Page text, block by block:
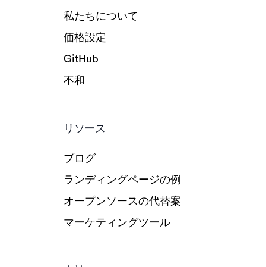
私たちについて
価格設定
GitHub
不和
リソース
ブログ
ランディングページの例
オープンソースの代替案
マーケティングツール